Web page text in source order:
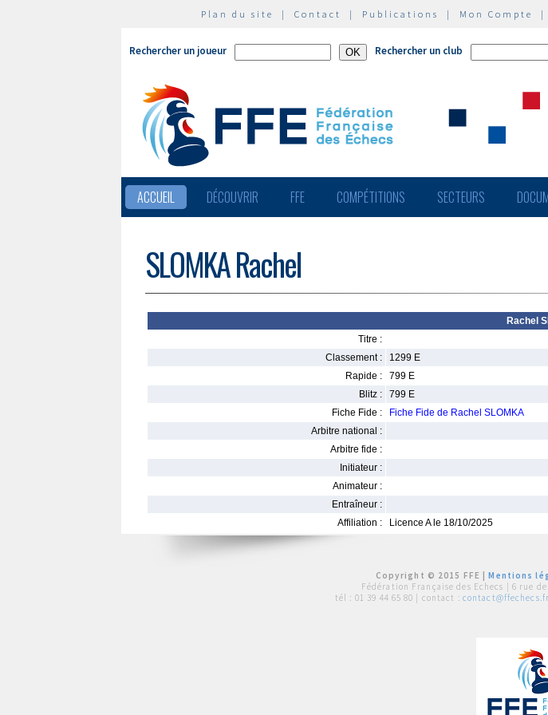
Plan du site | Contact | Publications | Mon Compte |
Rechercher un joueur Rechercher un club
ACCUEIL DÉCOUVRIR FFE COMPÉTITIONS SECTEURS
SLOMKA Rachel
Rachel
Titre :
Classement :
1299 E
Rapide :
799 E
Blitz :
799 E
Fiche Fide :
Fiche Fide de Rachel SLOMKA
Arbitre national :
Arbitre fide :
Initiateur :
Animateur :
Entraîneur :
Affiliation :
Licence A le 18/10/2025
Copyright © 2015 FFE |Mentions
Fédération Française des Echecs | 6 rue de
tél : 01 39 44 65 80 | contact : contact@ffechecs.fr